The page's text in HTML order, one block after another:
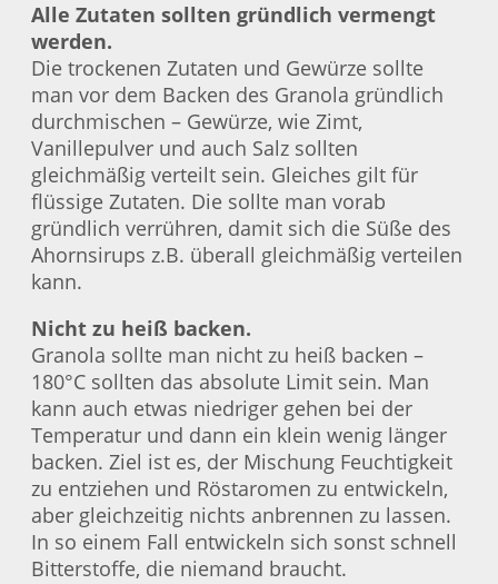
Alle Zutaten sollten gründlich vermengt
werden.
Die trockenen Zutaten und Gewürze sollte
man vor dem Backen des Granola gründlich
durchmischen – Gewürze, wie Zimt,
Vanillepulver und auch Salz sollten
gleichmäßig verteilt sein. Gleiches gilt für
flüssige Zutaten. Die sollte man vorab
gründlich verrühren, damit sich die Süße des
Ahornsirups z.B. überall gleichmäßig verteilen
kann.
Nicht zu heiß backen.
Granola sollte man nicht zu heiß backen –
180°C sollten das absolute Limit sein. Man
kann auch etwas niedriger gehen bei der
Temperatur und dann ein klein wenig länger
backen. Ziel ist es, der Mischung Feuchtigkeit
zu entziehen und Röstaromen zu entwickeln,
aber gleichzeitig nichts anbrennen zu lassen.
In so einem Fall entwickeln sich sonst schnell
Bitterstoffe, die niemand braucht.